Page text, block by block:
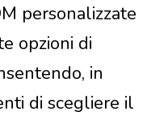
personalizzate
opzioni di
in
di scegliere il